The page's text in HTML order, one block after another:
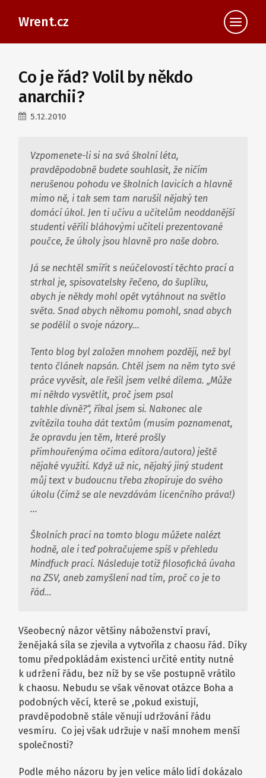
Wrent.cz
Co je řád? Volil by někdo
anarchii?
5.12.2010
Vzpomenete-li si na svá školní léta,
pravděpodobně budete souhlasit, že ničím
nerušenou pohodu ve školních lavicích a hlavně
mimo ně, i tak sem tam narušil nějaký ten
domácí úkol. Jen ti učivu a učitelům neoddanější
studenti věřili bláhovými učiteli prezentované
poučce, že úkoly jsou hlavně pro naše dobro.
Já se nechtěl smířit s neúčelovostí těchto prací a
strkal je, spisovatelsky řečeno, do šuplíku,
abych je někdy mohl opět vytáhnout na světlo
světa. Snad abych někomu pomohl, snad abych
se podělil o svoje názory…
Tento blog byl založen mnohem později, než byl
tento článek napsán. Chtěl jsem na něm tyto své
práce vyvěsit, ale řešil jsem velké dilema. „Může
mi někdo vysvětlit, proč jsem psal
takhledivně?“, říkal jsem si. Nakonec ale
zvítězila touha dát textům (musím poznamenat,
že opravdu jen těm, které prošly
přimhouřenýma očima editora/autora) ještě
nějaké využití. Když už nic, nějaký jiný student
můj text v budoucnu třeba zkopíruje do svého
úkolu (čímž se ale nevzdávám licenčního práva!)
…
Školních prací na tomto blogu můžete nalézt
hodně, ale i teď pokračujeme spíš v přehledu
Mindfuck prací. Následuje totiž filosofická úvaha
na ZSV, aneb zamyšlení nad tím, proč co je to
řád…
Všeobecný názor většiny náboženství praví,
ženějaká síla se zjevila a vytvořila z chaosu řád. Díky
tomu předpokládám existenci určité entity nutné
k udržení řádu, bez níž by se vše postupně vrátilo
k chaosu. Nebudu se však věnovat otázce Boha a
podobných věcí, které se ,pokud existují,
pravděpodobně stále věnují udržování řádu
vesmíru. Co jej však udržuje v naší mnohem menší
společnosti?
Podle mého názoru by jen velice málo lidí dokázalo